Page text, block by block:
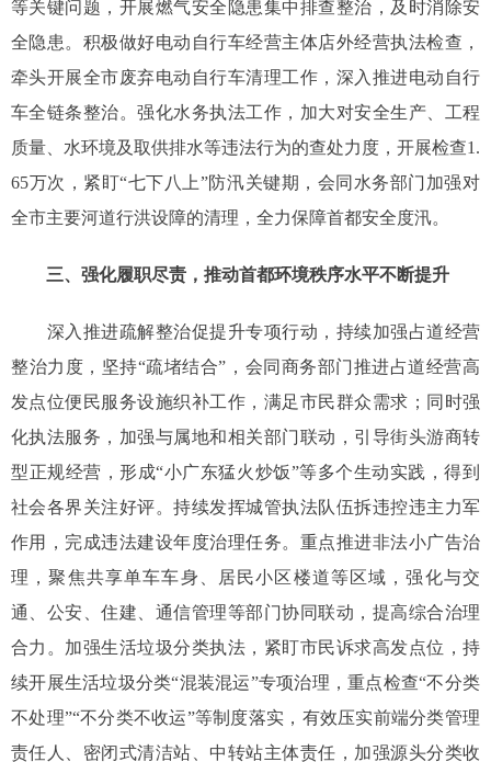
等关键问题，开展燃气安全隐患集中排查整治，及时消除安
全隐患。积极做好电动自行车经营主体店外经营执法检查，
牵头开展全市废弃电动自行车清理工作，深入推进电动自行
车全链条整治。强化水务执法工作，加大对安全生产、工程
质量、水环境及取供排水等违法行为的查处力度，开展检查1.
65万次，紧盯“七下八上”防汛关键期，会同水务部门加强对
全市主要河道行洪设障的清理，全力保障首都安全度汛。
三、强化履职尽责，推动首都环境秩序水平不断提升
深入推进疏解整治促提升专项行动，持续加强占道经营
整治力度，坚持“疏堵结合”，会同商务部门推进占道经营高
发点位便民服务设施织补工作，满足市民群众需求；同时强
化执法服务，加强与属地和相关部门联动，引导街头游商转
型正规经营，形成“小广东猛火炒饭”等多个生动实践，得到
社会各界关注好评。持续发挥城管执法队伍拆违控违主力军
作用，完成违法建设年度治理任务。重点推进非法小广告治
理，聚焦共享单车车身、居民小区楼道等区域，强化与交
通、公安、住建、通信管理等部门协同联动，提高综合治理
合力。加强生活垃圾分类执法，紧盯市民诉求高发点位，持
续开展生活垃圾分类“混装混运”专项治理，重点检查“不分类
不处理”“不分类不收运”等制度落实，有效压实前端分类管理
责任人、密闭式清洁站、中转站主体责任，加强源头分类收